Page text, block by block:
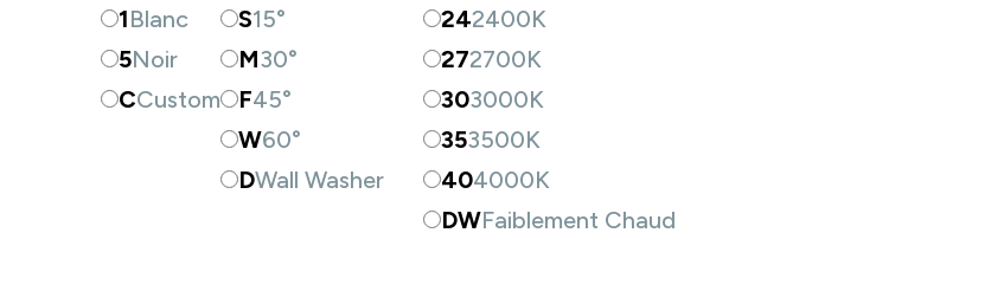
1Blanc
5Noir
CCustom
S15°
M30°
F45°
W60°
DWall Washer
242400K
272700K
303000K
353500K
404000K
DWFaiblement Chaud